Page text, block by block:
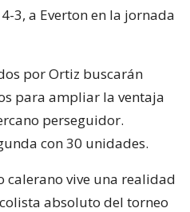
3, a Everton en la jornada
por Ortiz buscarán
para ampliar la ventaja
perseguidor.
con 30 unidades.
calerano vive una realidad
absoluto del torneo